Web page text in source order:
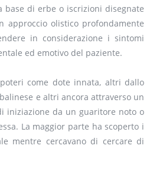
di erbe o iscrizioni disegnate
approccio olistico profondamente
in considerazione i sintomi
ed emotivo del paziente.
come dote innata, altri dallo
e altri ancora attraverso un
iniziazione da un guaritore noto o
La maggior parte ha scoperto i
mentre cercavano di cercare di